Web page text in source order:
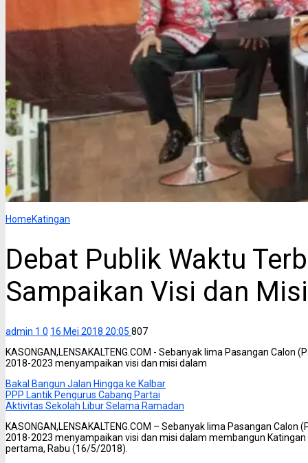
HomeKatingan
Debat Publik Waktu
Sampaikan Visi dan Misi
admin 1 0 16 Mei 2018 20:05 807
KASONGAN,LENSAKALTENG.COM - Sebanyak lima Pasangan
2018-2023 menyampaikan visi dan misi dalam
Bakal Bangun Jalan Hingga ke Kalbar
PPP Lantik Pengurus Cabang Partai
Aktivitas Sekolah Libur Selama Ramadan
KASONGAN,LENSAKALTENG.COM – Sebanyak lima Pasangan
2018-2023 menyampaikan visi dan misi dalam membangun
pertama, Rabu (16/5/2018).